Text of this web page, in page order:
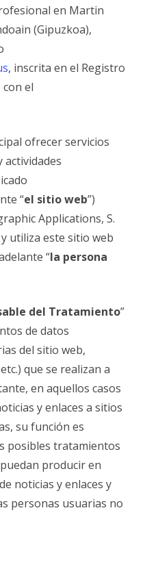
en Martin
(Gipuzkoa),
, inscrita en el Registro
el
ofrecer servicios
actividades
“el sitio web”)
Applications, S.
utiliza este sitio web
“la persona
del Tratamiento”
de datos
del sitio web,
que se realizan a
en aquellos casos
y enlaces a sitios
su función es
posibles tratamientos
producir en
noticias y enlaces y
personas usuarias no